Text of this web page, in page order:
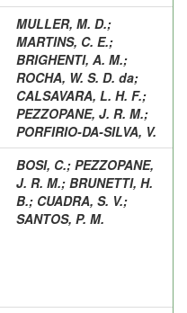
MULLER, M. D.;
MARTINS, C. E.;
BRIGHENTI, A. M.;
ROCHA, W. S. D. da;
CALSAVARA, L. H. F.;
PEZZOPANE, J. R. M.;
PORFIRIO-DA-SILVA, V.
BOSI, C.; PEZZOPANE,
J. R. M.; BRUNETTI, H.
B.; CUADRA, S. V.;
SANTOS, P. M.